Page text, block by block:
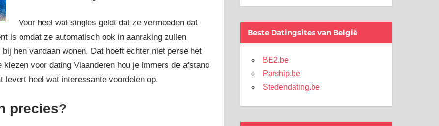
Voor heel wat singles geldt dat ze vermoeden dat
is omdat ze automatisch ook in aanraking zullen
hen vandaan wonen. Dat hoeft echter niet perse het
voor dating Vlaanderen hou je immers de afstand
levert heel wat interessante voordelen op.
precies?
Beste Datingsites van België
BE2.be
Parship.be
Stedendating.be